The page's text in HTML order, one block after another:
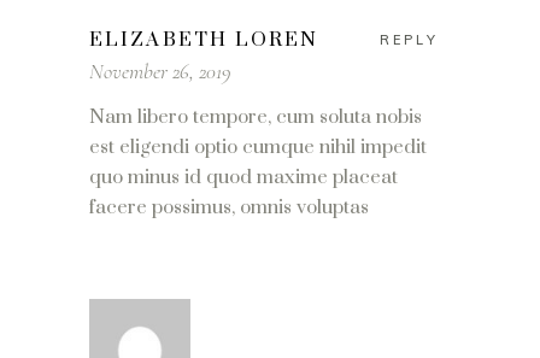
ELIZABETH LOREN REPLY
November 26, 2019
Nam libero tempore, cum soluta nobis
est eligendi optio cumque nihil impedit
quo minus id quod maxime placeat
facere possimus, omnis voluptas